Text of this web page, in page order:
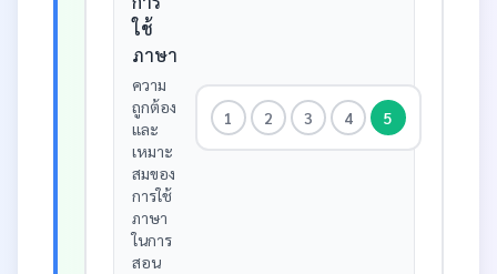
ใช้
ภาษา
ความ
ถูกต้อง
และ
เหมาะ
สมของ
การใช้
ภาษา
ในการ
สอน
1 2 3 4 5